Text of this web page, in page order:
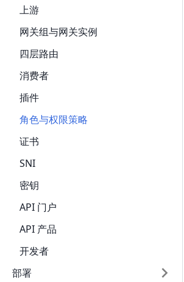
上游
网关组与网关实例
四层路由
消费者
插件
角色与权限策略
证书
SNI
密钥
API 门户
API 产品
开发者
部署